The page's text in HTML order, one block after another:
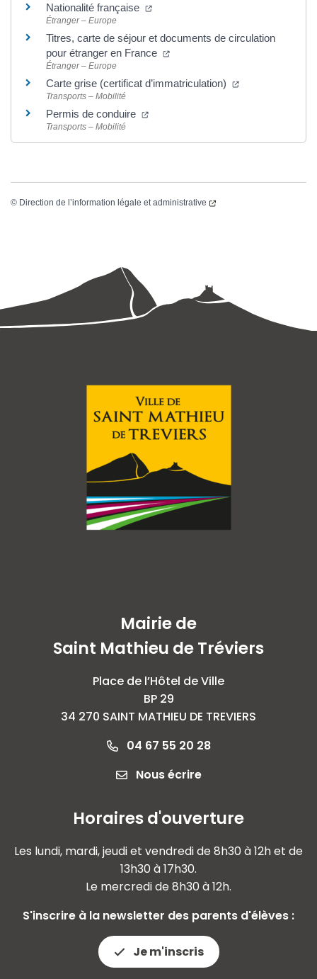
Nationalité française
Étranger – Europe
Titres, carte de séjour et documents de circulation
pour étranger en France
Étranger – Europe
Carte grise (certificat d’immatriculation)
Transports – Mobilité
Permis de conduire
Transports – Mobilité
© Direction de l’information légale et administrative
Mairie de
Saint Mathieu de Tréviers
Place de l’Hôtel de Ville
BP 29
34 270 SAINT MATHIEU DE TREVIERS
04 67 55 20 28
Nous écrire
Horaires d'ouverture
Les lundi, mardi, jeudi et vendredi de 8h30 à 12h et de
13h30 à 17h30.
Le mercredi de 8h30 à 12h.
S'inscrire à la newsletter des parents d'élèves :
Je m'inscris